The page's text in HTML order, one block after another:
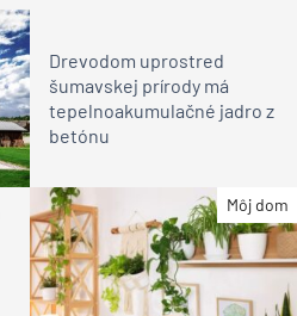
Drevodom uprostred
šumavskej prírody má
tepelnoakumulačné jadro z
betónu
Môj dom